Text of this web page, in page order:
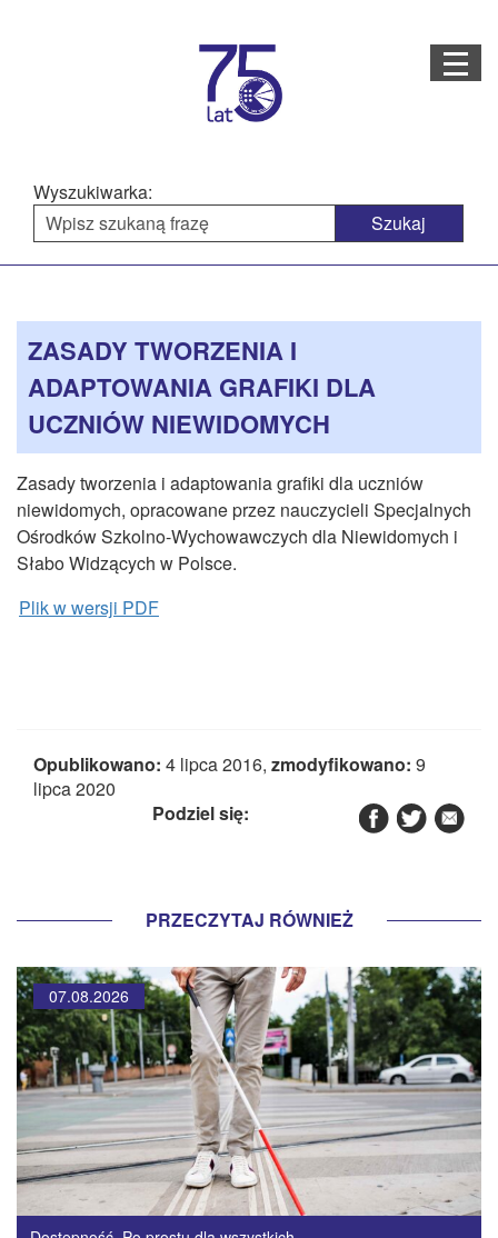
Wyszukiwarka:
główne
Menu
STRONA GŁÓWNA
AKTUALNOŚCI
PROJEKTY REALIZOWANE
OFERTA USŁUG
MULTIMEDIA
CZASOPISMA
INSTYTUT TYFLOLOGICZNY
strony
ZASADY TWORZENIA I
ADAPTOWANIA GRAFIKI DLA
UCZNIÓW NIEWIDOMYCH
Zasady tworzenia i adaptowania grafiki dla uczniów
niewidomych, opracowane przez nauczycieli Specjalnych
Ośrodków Szkolno-Wychowawczych dla Niewidomych i
Słabo Widzących w Polsce.
Plik w wersji PDF
Opublikowano: 4 lipca 2016, zmodyfikowano: 9
lipca 2020
Podziel się:
PRZECZYTAJ RÓWNIEŻ
07.08.2026